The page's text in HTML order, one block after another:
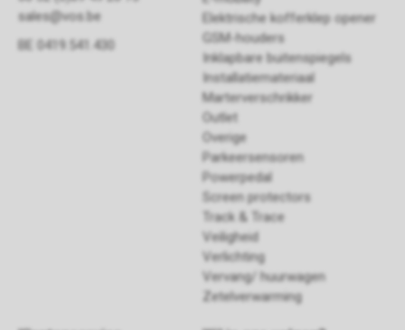
sales@vos.be
BE 0419.541.430
Elektrische kofferklep opener
GSM-houders
Inklapbare buitenspiegels
Installatiemateriaal
Marterverschrikker
Outlet
Overige
Parkeersensoren
Powerpedal
Screen protectors
Track & Trace
Veiligheid
Verlichting
Vervang/ huurwagen
Zetelverwarming